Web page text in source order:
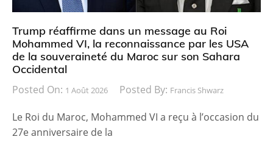
Trump réaffirme dans un message au Roi
Mohammed VI, la reconnaissance par les USA
de la souveraineté du Maroc sur son Sahara
Occidental
Posted On: 1 Août 2026 Posted By: Francis Shwarz
Le Roi du Maroc, Mohammed VI a reçu à l’occasion du
27e anniversaire de la